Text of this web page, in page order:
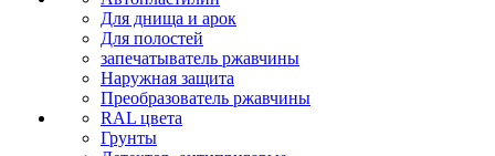
Для днища и арок
Для полостей
запечатыватель ржавчины
Наружная защита
Преобразователь ржавчины
RAL цвета
Грунты